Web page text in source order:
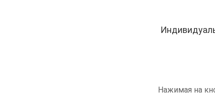
Нажимая на